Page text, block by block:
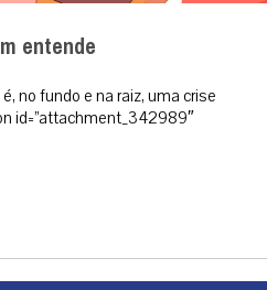
entende
no fundo e na raiz, uma crise
id=”attachment_342989″